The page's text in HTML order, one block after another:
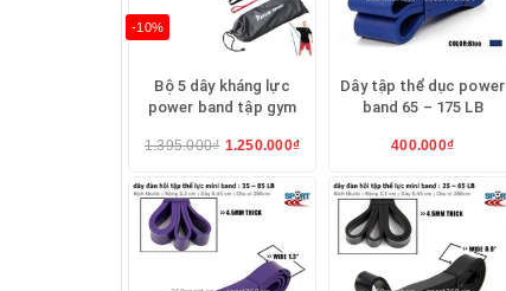
-10%
Bộ 5 dây kháng lực
power band tập gym
1.395.000₫ 1.250.000₫
Dây tập thể dục power
band 65 – 175 LB
400.000₫